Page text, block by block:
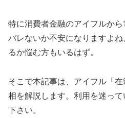
特に消費者金融のアイフルか
バレないか不安になりますよ
るか悩む方もいるはず。
そこで本記事は、アイフル「
相を解説します。利用を迷っ
下さい。